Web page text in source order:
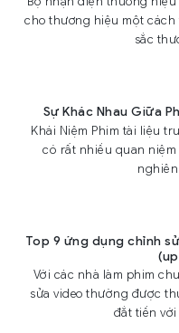
cho thương hiệu một
sắc
Sự Khác Nhau Giữa
Khái Niệm Phim tài liệu
có rất nhiều quan niệm
Top 9 ứng dụng chỉnh
Với các nhà làm phim
sửa video thường được
đắt tiền